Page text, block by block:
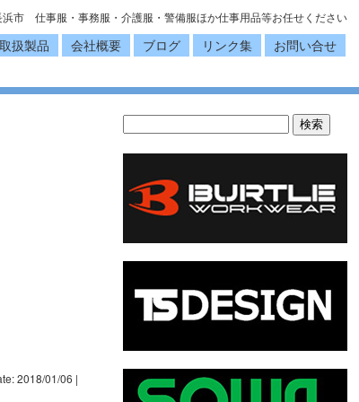
浜市 仕事服・事務服・介護服・警備服ほか仕事用品等お任せください
取扱製品 会社概要 ブログ リンク集 お問い合せ
2018/01/06 |